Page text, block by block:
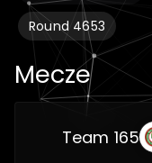
Round 4653
Mecze
Team 165